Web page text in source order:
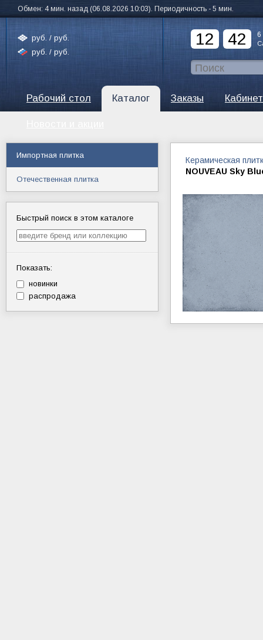
Обмен: 4 мин. назад (06.08.2026 10:03). Периодичность - 5 мин.
руб. / руб.
руб. / руб.
12 42 6
Рабочий стол Каталог Заказы Кабинет
Керамическая
NOUVEAU Sky
Импортная плитка
Отечественная плитка
Быстрый поиск в этом каталоге
Показать:
новинки
распродажа